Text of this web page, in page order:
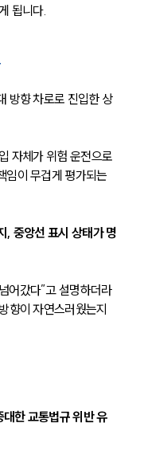
됩니다.
방향 차로로 진입한 상
자체가 위험 운전으로
임이 무겁게 평가되는
, 중앙선 표시 상태가 명
어갔다”고 설명하더라
향이 자연스러웠는지
한 교통법규 위반 유